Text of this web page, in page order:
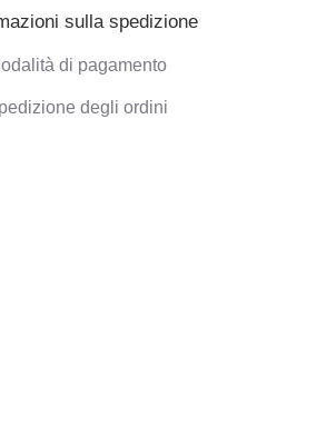
sulla spedizione
di pagamento
degli ordini